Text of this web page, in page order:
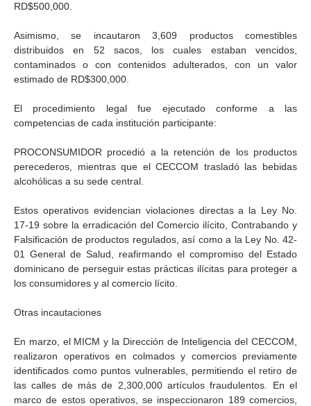
RD$500,000.
Asimismo, se incautaron 3,609 productos comestibles
distribuidos en 52 sacos, los cuales estaban vencidos,
contaminados o con contenidos adulterados, con un valor
estimado de RD$300,000.
El procedimiento legal fue ejecutado conforme a las
competencias de cada institución participante:
PROCONSUMIDOR procedió a la retención de los productos
perecederos, mientras que el CECCOM trasladó las bebidas
alcohólicas a su sede central.
Estos operativos evidencian violaciones directas a la Ley No.
17-19 sobre la erradicación del Comercio ilícito, Contrabando y
Falsificación de productos regulados, así como a la Ley No. 42-
01 General de Salud, reafirmando el compromiso del Estado
dominicano de perseguir estas prácticas ilícitas para proteger a
los consumidores y al comercio lícito.
Otras incautaciones
En marzo, el MICM y la Dirección de Inteligencia del CECCOM,
realizaron operativos en colmados y comercios previamente
identificados como puntos vulnerables, permitiendo el retiro de
las calles de más de 2,300,000 artículos fraudulentos. En el
marco de estos operativos, se inspeccionaron 189 comercios,